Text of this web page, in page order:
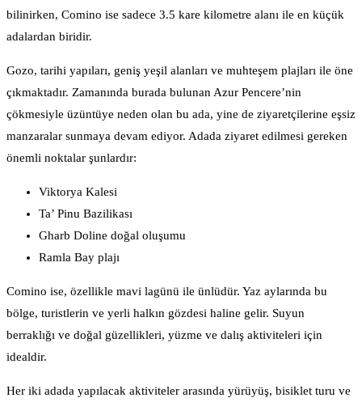
bilinirken, Comino ise sadece 3.5 kare kilometre alanı ile en küçük
adalardan biridir.
Gozo, tarihi yapıları, geniş yeşil alanları ve muhteşem plajları ile öne
çıkmaktadır. Zamanında burada bulunan Azur Pencere’nin
çökmesiyle üzüntüye neden olan bu ada, yine de ziyaretçilerine eşsiz
manzaralar sunmaya devam ediyor. Adada ziyaret edilmesi gereken
önemli noktalar şunlardır:
Viktorya Kalesi
Ta’ Pinu Bazilikası
Gharb Doline doğal oluşumu
Ramla Bay plajı
Comino ise, özellikle mavi lagünü ile ünlüdür. Yaz aylarında bu
bölge, turistlerin ve yerli halkın gözdesi haline gelir. Suyun
berraklığı ve doğal güzellikleri, yüzme ve dalış aktiviteleri için
idealdir.
Her iki adada yapılacak aktiviteler arasında yürüyüş, bisiklet turu ve